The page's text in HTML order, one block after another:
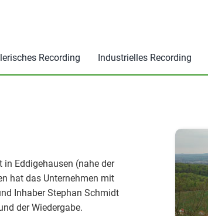
Recording
Industrielles Recording
Eddigehausen (nahe der
hat das Unternehmen mit
Inhaber Stephan Schmidt
der Wiedergabe.